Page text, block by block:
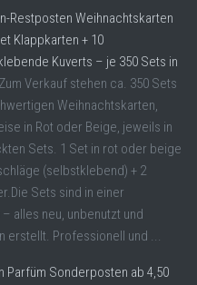
Restposten Weihnachtskarten
Klappkarten + 10
Kuverts – je 350 Sets in
Zum Verkauf stehen ca. 350 Sets
Weihnachtskarten,
in Rot oder Beige, jeweils in
Sets. 1 Set in rot oder beige
(selbstklebend) + 2
Sets sind in einer
alles neu, unbenutzt und
erstellt. Professionell und ...
Parfüm Sonderposten ab 4,50